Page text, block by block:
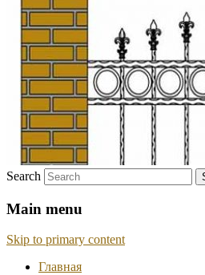
Search
Main menu
Skip to primary content
Главная